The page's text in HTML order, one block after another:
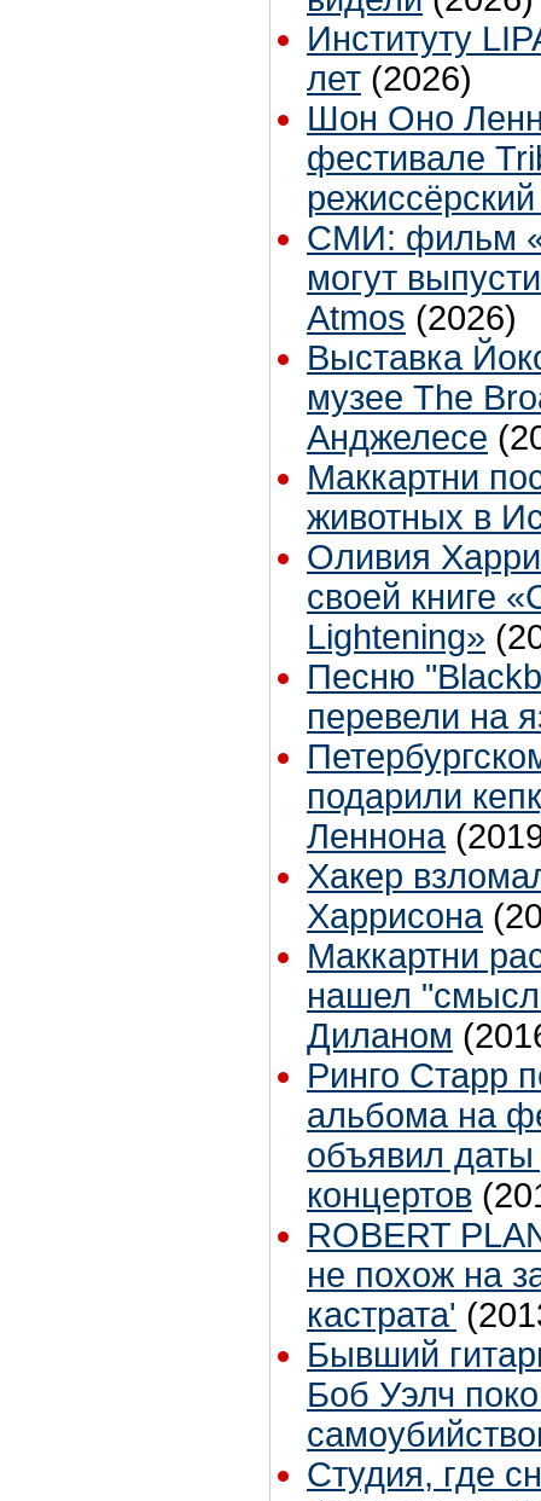
Институту
лет (2026)
Шон Оно
фестивале
СМИ: фильм
могут
Atmos (2026)
Выставка
музее The
Анджелесе
Маккартни
животных в
Оливия
своей книге
Lightening»
Песню
перевели на
подарили
Леннона
Хакер
Харрисона
Маккартни
нашел "смысл
Диланом
Ринго Старр
альбома на
объявил
концертов
ROBERT
не похож на
кастрата'
Бывший
Боб Уэлч
Студия, где